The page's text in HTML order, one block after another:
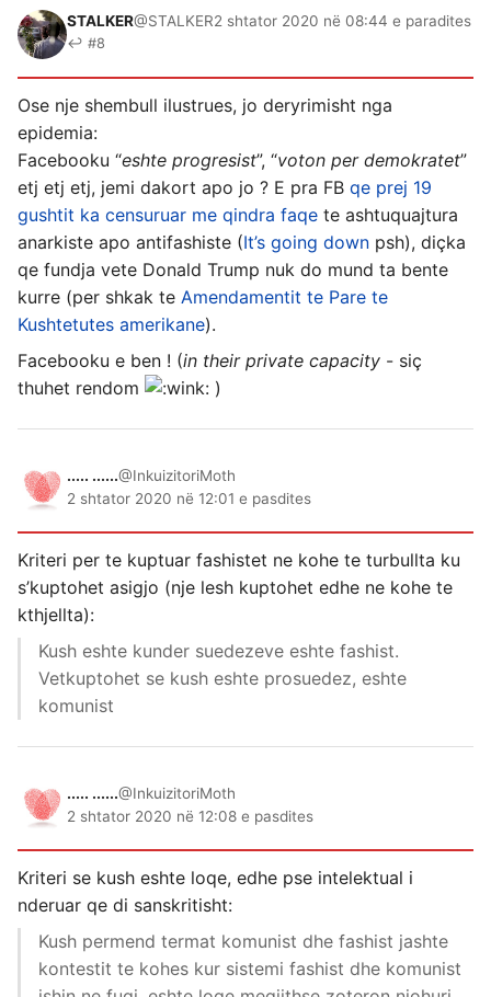
STALKER@STALKER2 shtator 2020 në 08:44 e paradites
↩ #8
Ose nje shembull ilustrues, jo deryrimisht nga
epidemia:
Facebooku “eshte progresist”, “voton per demokratet”
etj etj etj, jemi dakort apo jo ? E pra FB qe prej 19
gushtit ka censuruar me qindra faqe te ashtuquajtura
anarkiste apo antifashiste (It’s going down psh), diçka
qe fundja vete Donald Trump nuk do mund ta bente
kurre (per shkak te Amendamentit te Pare te
Kushtetutes amerikane).
Facebooku e ben ! (in their private capacity - siç
thuhet rendom
)
..... ......@InkuizitoriMoth
2 shtator 2020 në 12:01 e pasdites
Kriteri per te kuptuar fashistet ne kohe te turbullta ku
s’kuptohet asigjo (nje lesh kuptohet edhe ne kohe te
kthjellta):
Kush eshte kunder suedezeve eshte fashist.
Vetkuptohet se kush eshte prosuedez, eshte
komunist
..... ......@InkuizitoriMoth
2 shtator 2020 në 12:08 e pasdites
Kriteri se kush eshte loqe, edhe pse intelektual i
nderuar qe di sanskritisht:
Kush permend termat komunist dhe fashist jashte
kontestit te kohes kur sistemi fashist dhe komunist